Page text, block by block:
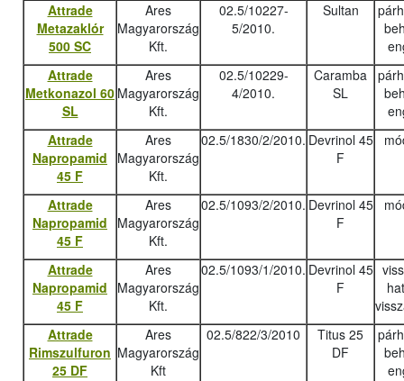
Attrade
Metazaklór
500 SC
Ares
Magyarország
Kft.
02.5/10227-
5/2010.
Sultan
Attrade
Metkonazol 60
SL
Ares
Magyarország
Kft.
02.5/10229-
4/2010.
Caramba
SL
Attrade
Napropamid
45 F
Ares
Magyarország
Kft.
02.5/1830/2/2010. Devrinol 45
F
Attrade
Napropamid
45 F
Ares
Magyarország
Kft.
02.5/1093/2/2010. Devrinol 45
F
Attrade
Napropamid
45 F
Ares
Magyarország
Kft.
02.5/1093/1/2010. Devrinol 45
F
Attrade
Rimszulfuron
25 DF
Ares
Magyarország
Kft
02.5/822/3/2010
Titus 25
DF